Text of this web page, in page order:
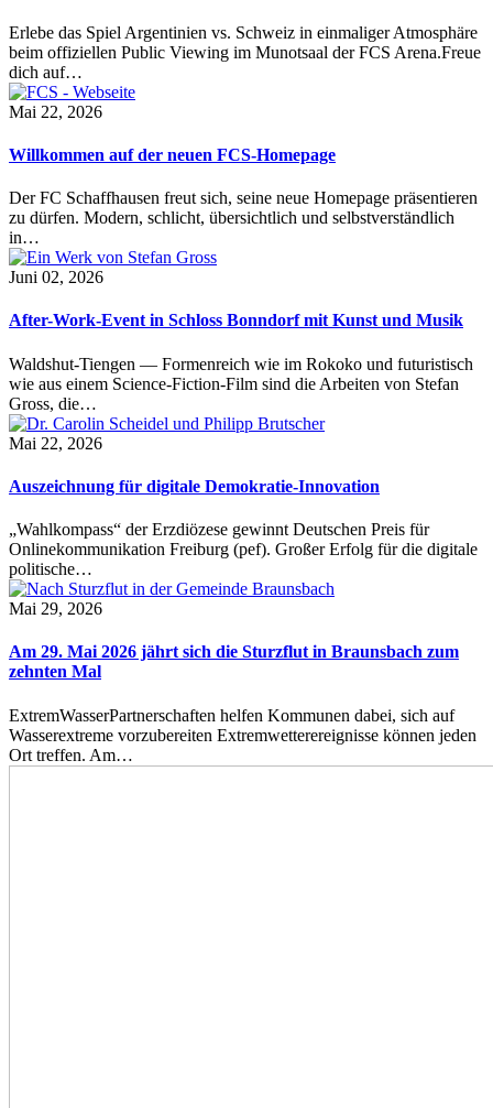
Erlebe das Spiel Argentinien vs. Schweiz in einmaliger Atmosphäre
beim offiziellen Public Viewing im Munotsaal der FCS Arena.Freue
dich auf…
Mai 22, 2026
Willkommen auf der neuen FCS-Homepage
Der FC Schaffhausen freut sich, seine neue Homepage präsentieren
zu dürfen. Modern, schlicht, übersichtlich und selbstverständlich
in…
Juni 02, 2026
After-Work-Event in Schloss Bonndorf mit Kunst und Musik
Waldshut-Tiengen — Formenreich wie im Rokoko und futuristisch
wie aus einem Science-Fiction-Film sind die Arbeiten von Stefan
Gross, die…
Mai 22, 2026
Auszeichnung für digitale Demokratie-Innovation
„Wahlkompass“ der Erzdiözese gewinnt Deutschen Preis für
Onlinekommunikation Freiburg (pef). Großer Erfolg für die digitale
politische…
Mai 29, 2026
Am 29. Mai 2026 jährt sich die Sturzflut in Braunsbach zum
zehnten Mal
ExtremWasserPartnerschaften helfen Kommunen dabei, sich auf
Wasserextreme vorzubereiten Extremwetterereignisse können jeden
Ort treffen. Am…